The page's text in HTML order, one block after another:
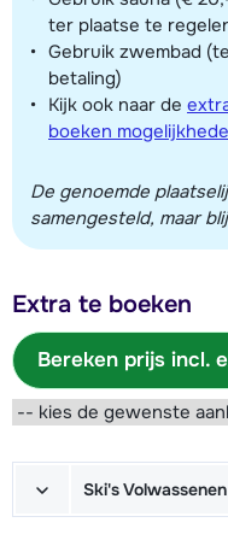
ter plaatse te
Gebruik zwembad
betaling)
Kijk ook naar de
boeken
De genoemde
samengesteld, maar
Extra te boeken
Bereken prijs incl.
Ski's Volwassenen